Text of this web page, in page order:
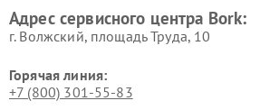
Bork
Bork
Адрес сервисного центра Bork:
г. Волжский, площадь Труда, 10
Горячая линия:
+7 (800) 301-55-83